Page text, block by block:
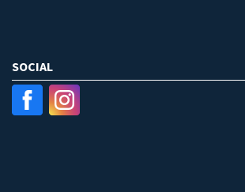
SOCIAL